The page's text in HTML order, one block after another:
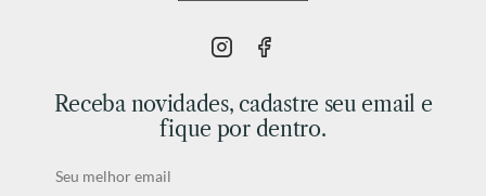
Receba novidades, cadastre seu email e
fique por dentro.